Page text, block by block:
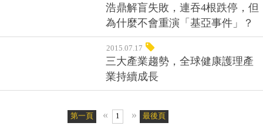
浩鼎解盲失敗，連吞4根跌停，但
為什麼不會重演「基亞事件」？
2015.07.17
三大產業趨勢，全球健康護理產
業持續成長
第一頁 « 1 » 最後頁